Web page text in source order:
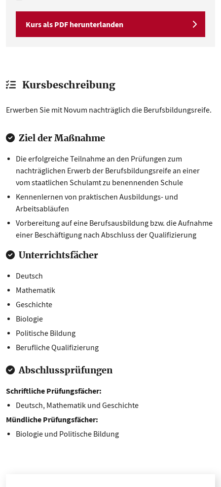
Kurs als PDF herunterlanden
Kursbeschreibung
Erwerben Sie mit Novum nachträglich die Berufsbildungsreife.
Ziel der Maßnahme
Die erfolgreiche Teilnahme an den Prüfungen zum
nachträglichen Erwerb der Berufsbildungsreife an einer
vom staatlichen Schulamt zu benennenden Schule
Kennenlernen von praktischen Ausbildungs- und
Arbeitsabläufen
Vorbereitung auf eine Berufsausbildung bzw. die Aufnahme
einer Beschäftigung nach Abschluss der Qualifizierung
Unterrichtsfächer
Deutsch
Mathematik
Geschichte
Biologie
Politische Bildung
Berufliche Qualifizierung
Abschlussprüfungen
Schriftliche Prüfungsfächer:
Deutsch, Mathematik und Geschichte
Mündliche Prüfungsfächer:
Biologie und Politische Bildung